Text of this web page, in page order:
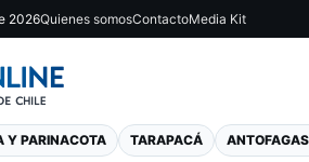
2026Quienes somosContactoMedia Kit
Y PARINACOTA TARAPACÁ